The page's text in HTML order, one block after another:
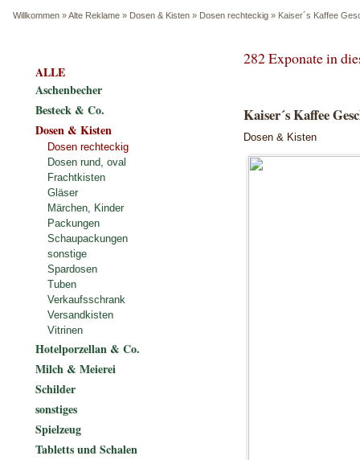
Willkommen »Alte Reklame » Dosen & Kisten » Dosen rechteckig » Kaiser´s Kaffee
282 Exponate in
Kaiser´s Kaffee
Dosen & Kisten
ALLE
Aschenbecher
Besteck & Co.
Dosen & Kisten
Dosen rechteckig
Dosen rund, oval
Frachtkisten
Gläser
Märchen, Kinder
Packungen
Schaupackungen
sonstige
Spardosen
Tuben
Verkaufsschrank
Versandkisten
Vitrinen
Hotelporzellan & Co.
Milch & Meierei
Schilder
sonstiges
Spielzeug
Tabletts und Schalen